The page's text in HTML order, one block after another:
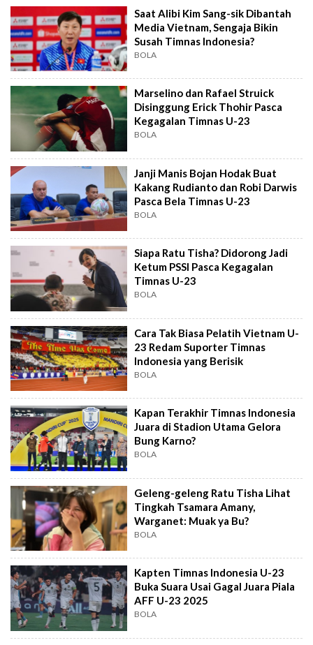
Saat Alibi Kim Sang-sik Dibantah
Media Vietnam, Sengaja Bikin
Susah Timnas Indonesia?
BOLA
Marselino dan Rafael Struick
Disinggung Erick Thohir Pasca
Kegagalan Timnas U-23
BOLA
Janji Manis Bojan Hodak Buat
Kakang Rudianto dan Robi Darwis
Pasca Bela Timnas U-23
BOLA
Siapa Ratu Tisha? Didorong Jadi
Ketum PSSI Pasca Kegagalan
Timnas U-23
BOLA
Cara Tak Biasa Pelatih Vietnam U-
23 Redam Suporter Timnas
Indonesia yang Berisik
BOLA
Kapan Terakhir Timnas Indonesia
Juara di Stadion Utama Gelora
Bung Karno?
BOLA
Geleng-geleng Ratu Tisha Lihat
Tingkah Tsamara Amany,
Warganet: Muak ya Bu?
BOLA
Kapten Timnas Indonesia U-23
Buka Suara Usai Gagal Juara Piala
AFF U-23 2025
BOLA